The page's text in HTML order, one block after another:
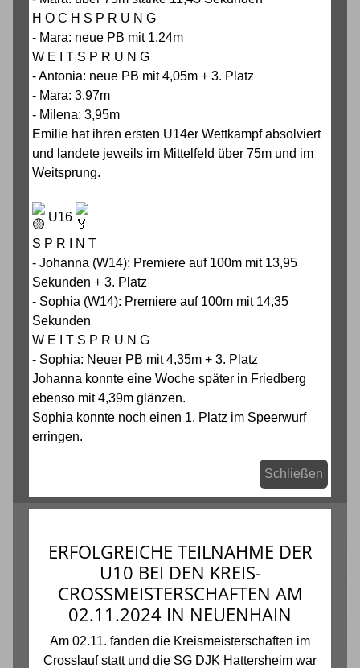
H O C H S P R U N G
- Mara: neue PB mit 1,24m
W E I T S P R U N G
- Antonia: neue PB mit 4,05m + 3. Platz
- Mara: 3,97m
- Milena: 3,95m
Emilie hat ihren ersten U14er Wettkampf absolviert
und landete jeweils im Mittelfeld über 75m und im
Weitsprung.
U16
S P R I N T
- Johanna (W14): Premiere auf 100m mit 13,95
Sekunden + 3. Platz
- Sophia (W14): Premiere auf 100m mit 14,35
Sekunden
W E I T S P R U N G
- Sophia: Neuer PB mit 4,35m + 3. Platz
Johanna konnte eine Woche später in Friedberg
ebenso mit 4,39m glänzen.
Sophia konnte noch einen 1. Platz im Speerwurf
erringen.
Schließen
ERFOLGREICHE TEILNAHME DER
U10 BEI DEN KREIS-
CROSSMEISTERSCHAFTEN AM
02.11.2024 IN NEUENHAIN
Am 02.11. fanden die Kreismeisterschaften im
Crosslauf statt und die SG DJK Hattersheim war